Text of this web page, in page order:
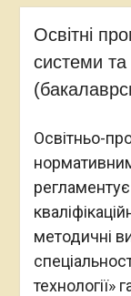
Освітні
системи та
Освітньо-
регламентує
методичні
технології»